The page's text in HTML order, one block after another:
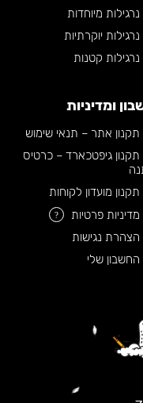
נרגילות מיוחדות
נרגילות יוקרתיות
נרגילות קטנות
ומדיניות
תקנון אתר – תנאי שימוש
תקנון גיפטכארד – כרטיס
תקנון מועדון לקוחות
מדיניות פרטיות
?
הצהרת נגישות
החשבון שלי